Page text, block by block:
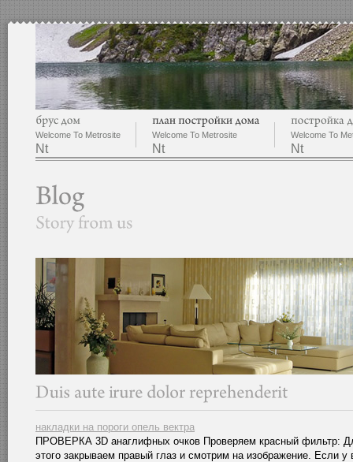
Welcome To Metrosite
Nt
Welcome To Metrosite
Nt
Welcome To
Nt
накладки на пороги опель вектра
ПРОВЕРКА 3D анаглифных очков Проверяем красный фильтр:
этого закрываем правый глаз и смотрим на изображение. Если у